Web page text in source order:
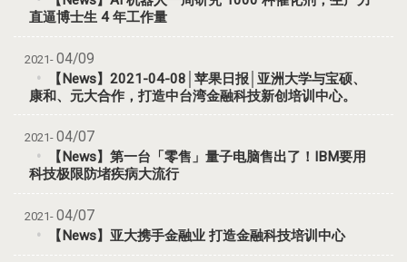
直逼博士生 4 年工作量
2021- 04/09
【News】2021-04-08│苹果日报│亚洲大学与宝硕、
康和、元大合作，打造中台湾金融科技新创培训中心。
2021- 04/07
【News】第一台「零售」量子电脑售出了！IBM要用
科技极限防堵疾病大流行
2021- 04/07
【News】亚大携手金融业 打造金融科技培训中心